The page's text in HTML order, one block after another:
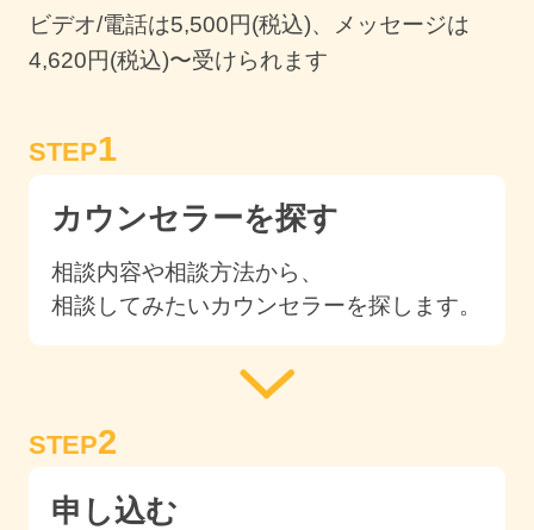
ビデオ/電話は5,500円(税込)、メッセージは
4,620円(税込)〜受けられます
STEP1
カウンセラーを探す
相談内容や相談方法から、
相談してみたいカウンセラーを探します。
STEP2
申し込む